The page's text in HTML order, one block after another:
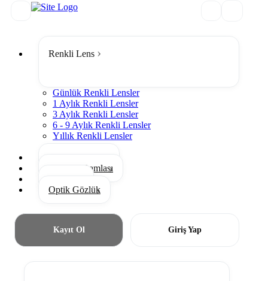
Renkli Lens
Günlük Renkli Lensler
1 Aylık Renkli Lensler
3 Aylık Renkli Lensler
6 - 9 Aylık Renkli Lensler
Yıllık Renkli Lensler
Gözyaşı Damlası
Optik Gözlük
Kayıt Ol Giriş Yap